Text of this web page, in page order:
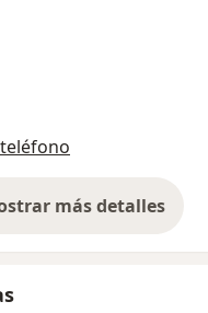
más detalles
sobre la